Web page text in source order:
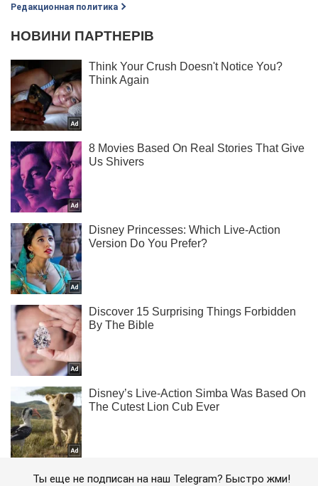
Редакционная политика
Ты еще не подписан на наш Telegram? Быстро жми!